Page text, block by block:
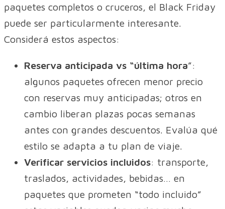
paquetes completos o cruceros, el Black Friday
puede ser particularmente interesante.
Considerá estos aspectos:
Reserva anticipada vs “última hora”:
algunos paquetes ofrecen menor precio
con reservas muy anticipadas; otros en
cambio liberan plazas pocas semanas
antes con grandes descuentos. Evalúa qué
estilo se adapta a tu plan de viaje.
Verificar servicios incluidos: transporte,
traslados, actividades, bebidas… en
paquetes que prometen “todo incluido”